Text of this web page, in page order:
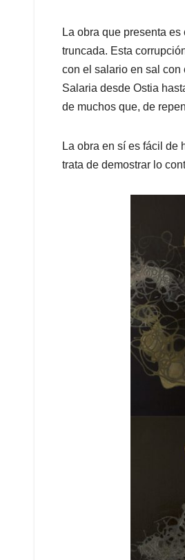
La obra que presenta
truncada. Esta
con el salario en sal
Salaria desde Ostia
de muchos que, de
La obra en sí es fácil de
trata de demostrar lo